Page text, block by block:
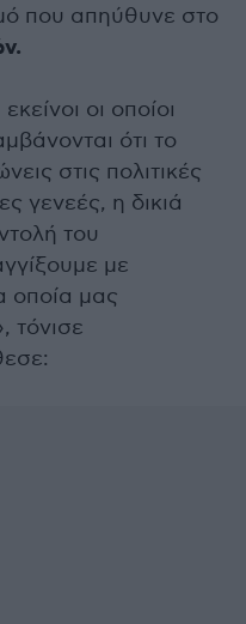
που απηύθυνε στο
οι οποίοι
ότι το
στις πολιτικές
γενεές, η δικιά
του
με
οποία μας
τόνισε